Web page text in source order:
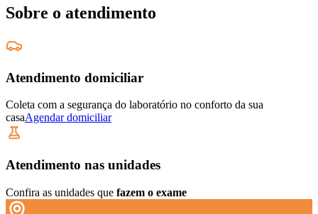
Sobre o atendimento
Atendimento domiciliar
Coleta com a segurança do laboratório no conforto da sua
casaAgendar domiciliar
Atendimento nas unidades
Confira as unidades que fazem o exame